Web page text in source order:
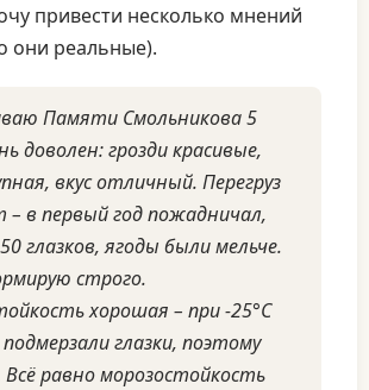
привести несколько мнений
они реальные).
Памяти Смольникова 5
доволен: грозди красивые,
вкус отличный. Перегруз
в первый год пожадничал,
глазков, ягоды были мельче.
строго.
хорошая – при -25°C
подмерзали глазки, поэтому
равно морозостойкость